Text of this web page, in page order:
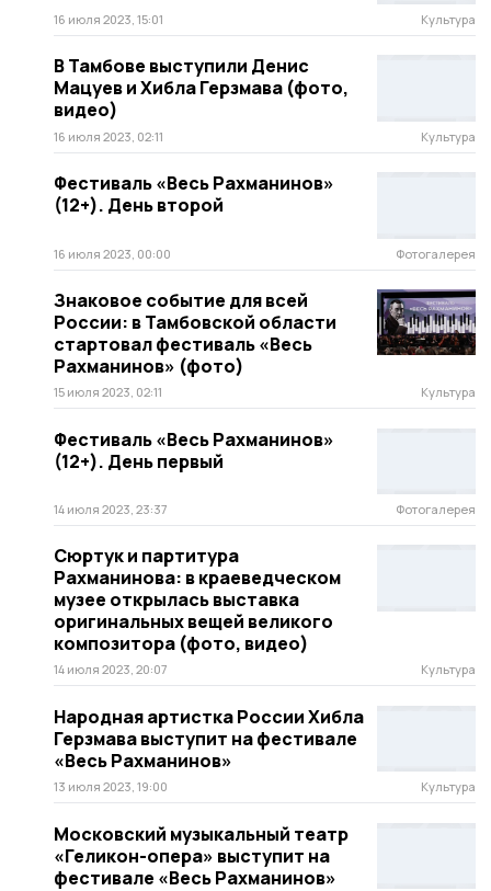
16 июля 2023, 15:01 Культура
В Тамбове выступили Денис
Мацуев и Хибла Герзмава (фото,
видео)
16 июля 2023, 02:11 Культура
Фестиваль «Весь Рахманинов»
(12+). День второй
16 июля 2023, 00:00 Фотогалерея
Знаковое событие для всей
России: в Тамбовской области
стартовал фестиваль «Весь
Рахманинов» (фото)
15 июля 2023, 02:11 Культура
Фестиваль «Весь Рахманинов»
(12+). День первый
14 июля 2023, 23:37 Фотогалерея
Сюртук и партитура
Рахманинова: в краеведческом
музее открылась выставка
оригинальных вещей великого
композитора (фото, видео)
14 июля 2023, 20:07 Культура
Народная артистка России Хибла
Герзмава выступит на фестивале
«Весь Рахманинов»
13 июля 2023, 19:00 Культура
Московский музыкальный театр
«Геликон-опера» выступит на
фестивале «Весь Рахманинов»